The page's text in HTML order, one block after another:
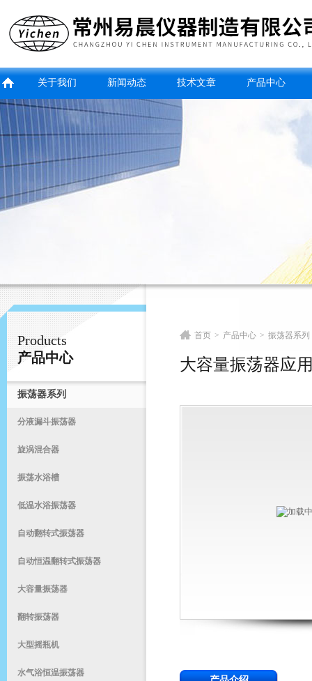
常州易晨仪器制造有限公司
关于我们 新闻动态 技术文章 产品中心
Products
产品中心
振荡器系列
分液漏斗振荡器
旋涡混合器
振荡水浴槽
低温水浴振荡器
自动翻转式振荡器
自动恒温翻转式振荡器
大容量振荡器
翻转振荡器
大型摇瓶机
水气浴恒温振荡器
首页 > 产品中心 > 振荡器系列
大容量振荡器应